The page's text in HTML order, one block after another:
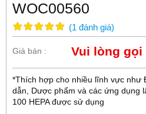
WOC00560
(1 đánh giá)
Giá bán : Vui lòng gọi
*Thích hợp cho nhiều lĩnh vực như
dẫn, Dược phẩm và các ứng dụng
100 HEPA được sử dụng